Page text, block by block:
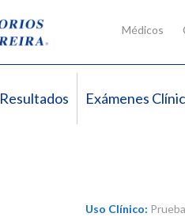
Médicos
Resultados Exámenes
Uso Clínico: